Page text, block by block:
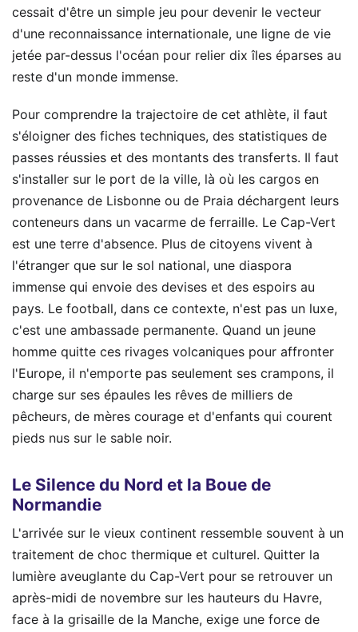
cessait d'être un simple jeu pour devenir le vecteur
d'une reconnaissance internationale, une ligne de vie
jetée par-dessus l'océan pour relier dix îles éparses au
reste d'un monde immense.
Pour comprendre la trajectoire de cet athlète, il faut
s'éloigner des fiches techniques, des statistiques de
passes réussies et des montants des transferts. Il faut
s'installer sur le port de la ville, là où les cargos en
provenance de Lisbonne ou de Praia déchargent leurs
conteneurs dans un vacarme de ferraille. Le Cap-Vert
est une terre d'absence. Plus de citoyens vivent à
l'étranger que sur le sol national, une diaspora
immense qui envoie des devises et des espoirs au
pays. Le football, dans ce contexte, n'est pas un luxe,
c'est une ambassade permanente. Quand un jeune
homme quitte ces rivages volcaniques pour affronter
l'Europe, il n'emporte pas seulement ses crampons, il
charge sur ses épaules les rêves de milliers de
pêcheurs, de mères courage et d'enfants qui courent
pieds nus sur le sable noir.
Le Silence du Nord et la Boue de
Normandie
L'arrivée sur le vieux continent ressemble souvent à un
traitement de choc thermique et culturel. Quitter la
lumière aveuglante du Cap-Vert pour se retrouver un
après-midi de novembre sur les hauteurs du Havre,
face à la grisaille de la Manche, exige une force de